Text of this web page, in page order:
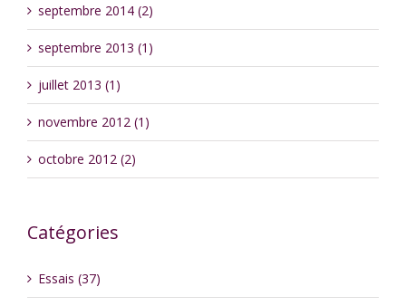
septembre 2014 (2)
septembre 2013 (1)
juillet 2013 (1)
novembre 2012 (1)
octobre 2012 (2)
Catégories
Essais (37)